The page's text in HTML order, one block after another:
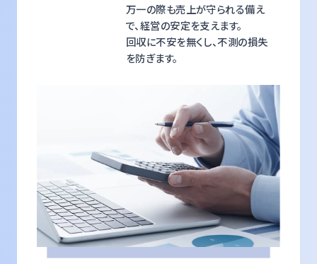
万一の際も売上が守られる備え
で、経営の安定を支えます。
回収に不安を無くし、不測の損失
を防ぎます。